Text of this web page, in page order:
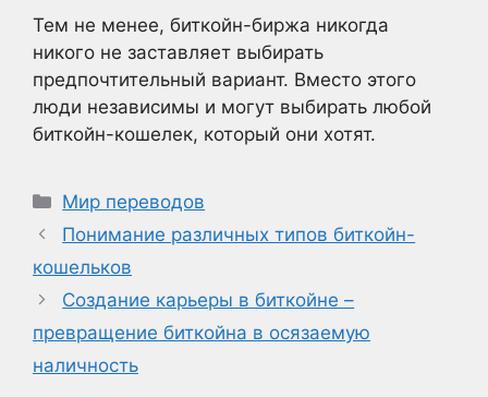
Тем не менее, биткойн-биржа никогда
никого не заставляет выбирать
предпочтительный вариант. Вместо этого
люди независимы и могут выбирать любой
биткойн-кошелек, который они хотят.
Рубрики
Мир переводов
Понимание различных типов биткойн-
кошельков
Создание карьеры в биткойне –
превращение биткойна в осязаемую
наличность